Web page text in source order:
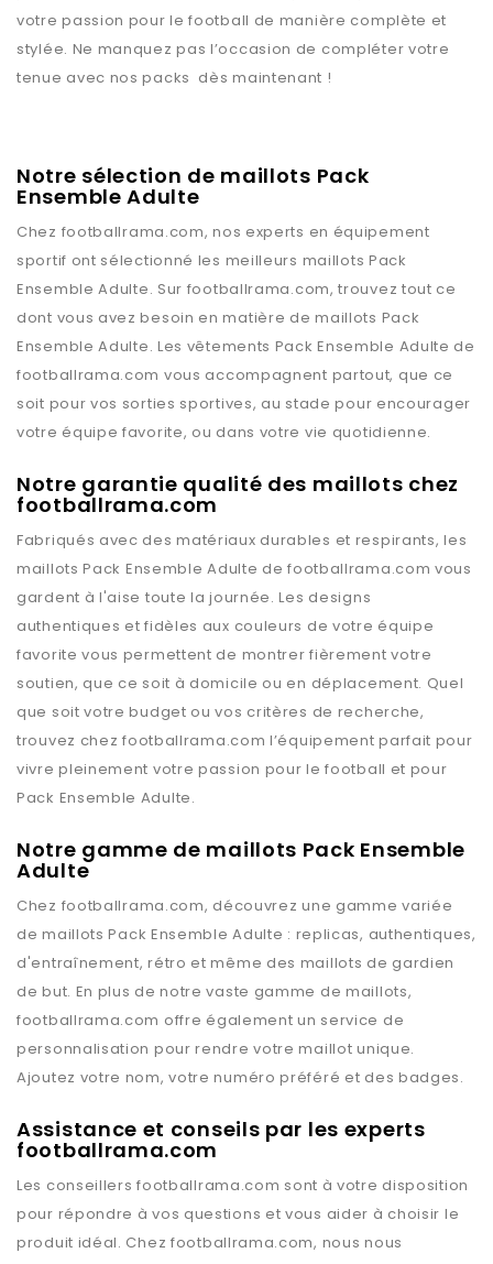
votre passion pour le football de manière complète et
stylée. Ne manquez pas l’occasion de compléter votre
tenue avec nos packs dès maintenant !
Notre sélection de maillots Pack
Ensemble Adulte
Chez footballrama.com, nos experts en équipement
sportif ont sélectionné les meilleurs maillots Pack
Ensemble Adulte. Sur footballrama.com, trouvez tout ce
dont vous avez besoin en matière de maillots Pack
Ensemble Adulte. Les vêtements Pack Ensemble Adulte de
footballrama.com vous accompagnent partout, que ce
soit pour vos sorties sportives, au stade pour encourager
votre équipe favorite, ou dans votre vie quotidienne.
Notre garantie qualité des maillots chez
footballrama.com
Fabriqués avec des matériaux durables et respirants, les
maillotsPack Ensemble Adulte defootballrama.com vous
gardent à l'aise toute la journée. Les designs
authentiques et fidèles aux couleurs de votre équipe
favorite vous permettent de montrer fièrement votre
soutien, que ce soit à domicile ou en déplacement. Quel
que soit votre budget ou vos critères de recherche,
trouvez chezfootballrama.com l’équipement parfait pour
vivre pleinement votre passion pour le football et pour
Pack Ensemble Adulte.
Notre gamme de maillots Pack Ensemble
Adulte
Chez footballrama.com, découvrez une gamme variée
de maillotsPack Ensemble Adulte : replicas, authentiques,
d'entraînement, rétro et même des maillots de gardien
de but. En plus de notre vaste gamme de maillots,
footballrama.com offre également un service de
personnalisation pour rendre votre maillot unique.
Ajoutez votre nom, votre numéro préféré et des badges.
Assistance et conseils par les experts
footballrama.com
Les conseillersfootballrama.com sont à votre disposition
pour répondre à vos questions et vous aider à choisir le
produit idéal. Chez footballrama.com, nous nous